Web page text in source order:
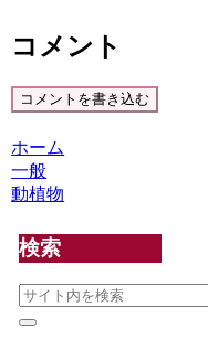
コメント
コメントを書き込む
ホーム
一般
動植物
検索